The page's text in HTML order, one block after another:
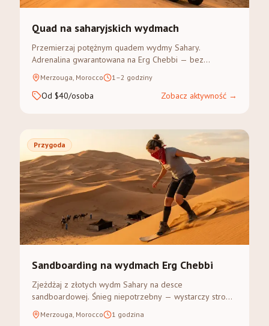
Quad na saharyjskich wydmach
Przemierzaj potężnym quadem wydmy Sahary.
Adrenalina gwarantowana na Erg Chebbi — bez
doświadczenia.
Merzouga, Morocco 1–2 godziny
Od $40/osoba Zobacz aktywność →
Przygoda
Sandboarding na wydmach Erg Chebbi
Zjeżdżaj z złotych wydm Sahary na desce
sandboardowej. Śnieg niepotrzebny — wystarczy stroma
wydma i chęć przygody.
Merzouga, Morocco 1 godzina